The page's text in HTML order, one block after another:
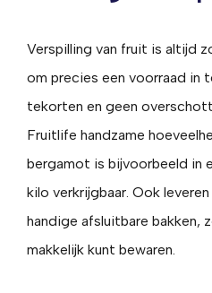
Verspilling van fruit is altijd
om precies een voorraad in
tekorten en geen
Fruitlife handzame
bergamot is bijvoorbeeld in
kilo verkrijgbaar. Ook
handige afsluitbare bakken,
makkelijk kunt bewaren.